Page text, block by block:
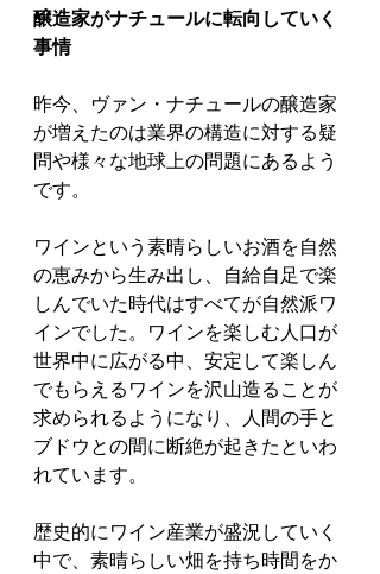
醸造家がナチュールに転向していく
事情
昨今、ヴァン・ナチュールの醸造家
が増えたのは業界の構造に対する疑
問や様々な地球上の問題にあるよう
です。
ワインという素晴らしいお酒を自然
の恵みから生み出し、自給自足で楽
しんでいた時代はすべてが自然派ワ
インでした。ワインを楽しむ人口が
世界中に広がる中、安定して楽しん
でもらえるワインを沢山造ることが
求められるようになり、人間の手と
ブドウとの間に断絶が起きたといわ
れています。
歴史的にワイン産業が盛況していく
中で、素晴らしい畑を持ち時間をか